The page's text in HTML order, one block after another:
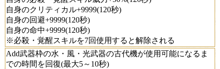
自身のクリティカル+9999(120秒)
自身の回避+9999(120秒)
自身の命中+9999(120秒)
※必殺・覚醒スキルを7回使用すると解除される
Add武器枠の水・風・光武器の古代機が使用可能になるま
での時間を回復(最大5～10秒)